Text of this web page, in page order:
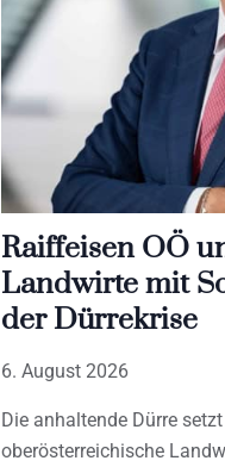
Raiffeisen OÖ
Landwirte mit
der Dürrekrise
6. August 2026
Die anhaltende Dürre
oberösterreichische